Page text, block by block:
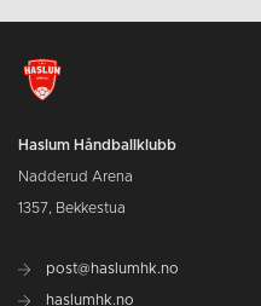
Haslum Håndballklubb
Nadderud Arena
1357, Bekkestua
post@haslumhk.no
haslumhk.no